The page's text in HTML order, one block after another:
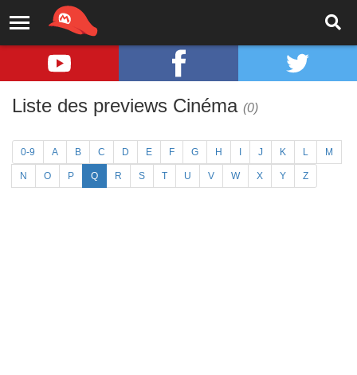
Liste des previews Cinéma (0)
0-9 A B C D E F G H J K L M
N O P Q R S T U V W X Y Z